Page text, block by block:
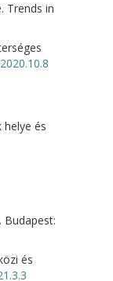
Trends in
helye és
Budapest:
és